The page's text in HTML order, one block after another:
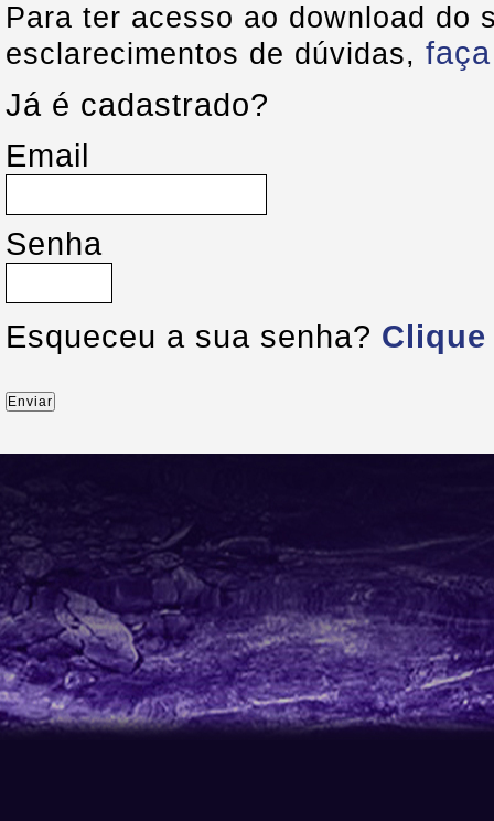
Para ter acesso ao download do
esclarecimentos de dúvidas,
Já é cadastrado?
Email
Senha
Esqueceu a sua senha?